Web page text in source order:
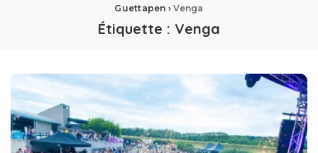
Guettapen ›Venga
Étiquette : Venga